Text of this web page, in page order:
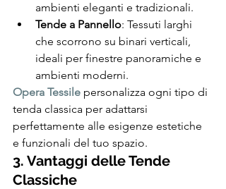
ambienti eleganti e tradizionali.
Tende a Pannello: Tessuti larghi
che scorrono su binari verticali,
ideali per finestre panoramiche e
ambienti moderni.
Opera Tessile personalizza ogni tipo di
tenda classica per adattarsi
perfettamente alle esigenze estetiche
e funzionali del tuo spazio.
3. Vantaggi delle Tende
Classiche